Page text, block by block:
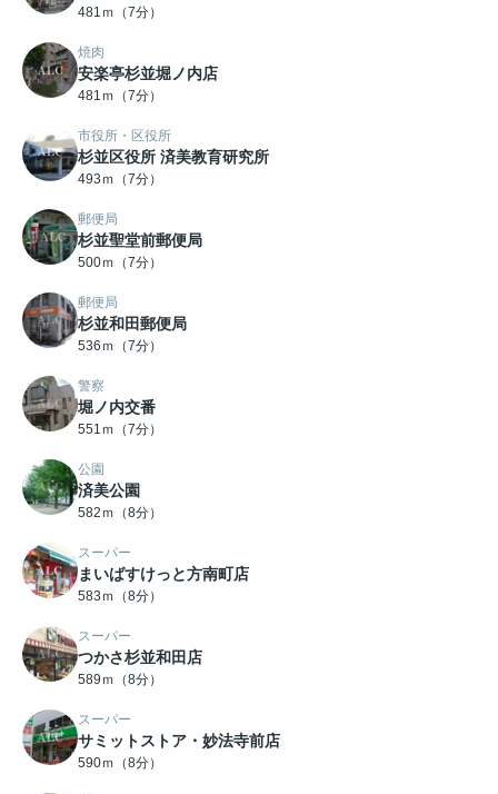
481ｍ（7分）
焼肉
安楽亭杉並堀ノ内店
481ｍ（7分）
市役所・区役所
杉並区役所 済美教育研究所
493ｍ（7分）
郵便局
杉並聖堂前郵便局
500ｍ（7分）
郵便局
杉並和田郵便局
536ｍ（7分）
警察
堀ノ内交番
551ｍ（7分）
公園
済美公園
582ｍ（8分）
スーパー
まいばすけっと方南町店
583ｍ（8分）
スーパー
つかさ杉並和田店
589ｍ（8分）
スーパー
サミットストア・妙法寺前店
590ｍ（8分）